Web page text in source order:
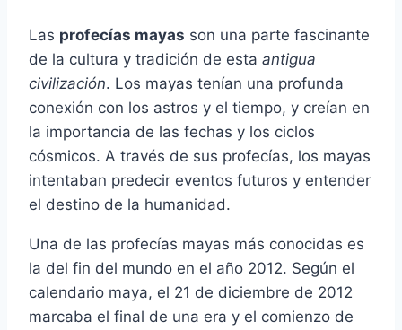
Las profecías mayas son una parte fascinante
de la cultura y tradición de esta antigua
civilización. Los mayas tenían una profunda
conexión con los astros y el tiempo, y creían en
la importancia de las fechas y los ciclos
cósmicos. A través de sus profecías, los mayas
intentaban predecir eventos futuros y entender
el destino de la humanidad.
Una de las profecías mayas más conocidas es
la del fin del mundo en el año 2012. Según el
calendario maya, el 21 de diciembre de 2012
marcaba el final de una era y el comienzo de